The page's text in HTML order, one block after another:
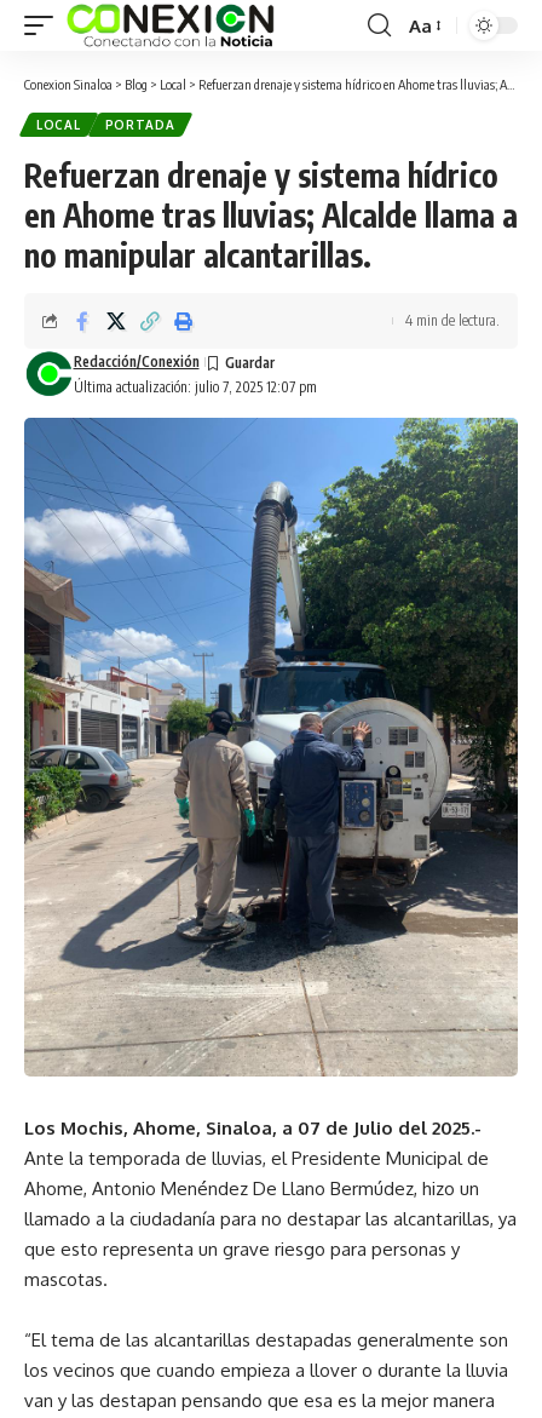
Aa
Conexion Sinaloa > Blog > Local > Refuerzan drenaje y sistema hídrico en Ahome tras lluvias; Alcalde llama a no manipular alcantarillas.
LOCAL PORTADA
Refuerzan drenaje y sistema hídrico
en Ahome tras lluvias; Alcalde llama a
no manipular alcantarillas.
Última actualización: julio 7, 2025 12:07 pm
Redacción/Conexión
4 min de lectura.
Los Mochis, Ahome, Sinaloa, a 07 de Julio del 2025.-
Ante la temporada de lluvias, el Presidente Municipal de
Ahome, Antonio Menéndez De Llano Bermúdez, hizo un
llamado a la ciudadanía para no destapar las alcantarillas, ya
que esto representa un grave riesgo para personas y
mascotas.
“El tema de las alcantarillas destapadas generalmente son
los vecinos que cuando empieza a llover o durante la lluvia
van y las destapan pensando que esa es la mejor manera